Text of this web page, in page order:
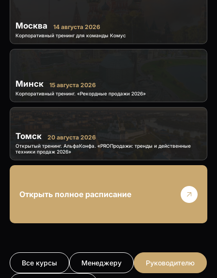
Москва 14 августа 2026
Корпоративный тренинг для команды Комус
Минск 15 августа 2026
Корпоративный тренинг. «Рекордные продажи 2026»
Томск 20 августа 2026
Открытый тренинг. АльфаКонфа. «PROПродажи: тренды и действенные
техники продаж 2026»
Открыть полное расписание
Все курсы Менеджеру Руководителю